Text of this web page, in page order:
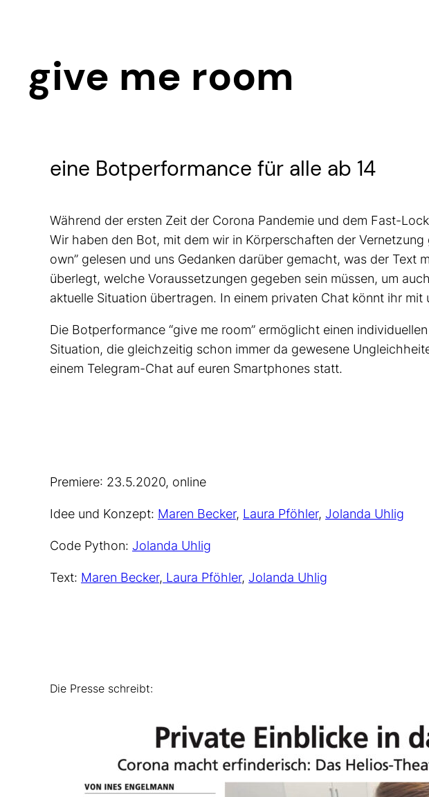
give me room
eine Botperformance für alle ab 14
Während der ersten Zeit der Corona Pandemie und dem Fast-
Wir haben den Bot, mit dem wir in Körperschaften der
own” gelesen und uns Gedanken darüber gemacht, was der
überlegt, welche Voraussetzungen gegeben sein müssen, um
aktuelle Situation übertragen. In einem privaten Chat könnt ihr mit
Die Botperformance “give me room” ermöglicht einen
Situation, die gleichzeitig schon immer da gewesene
einem Telegram-Chat auf euren Smartphones statt.
Premiere: 23.5.2020, online
Idee und Konzept: Maren Becker, Laura Pföhler, Jolanda Uhlig
Code Python: Jolanda Uhlig
Text: Maren Becker, Laura Pföhler, Jolanda Uhlig
Die Presse schreibt: